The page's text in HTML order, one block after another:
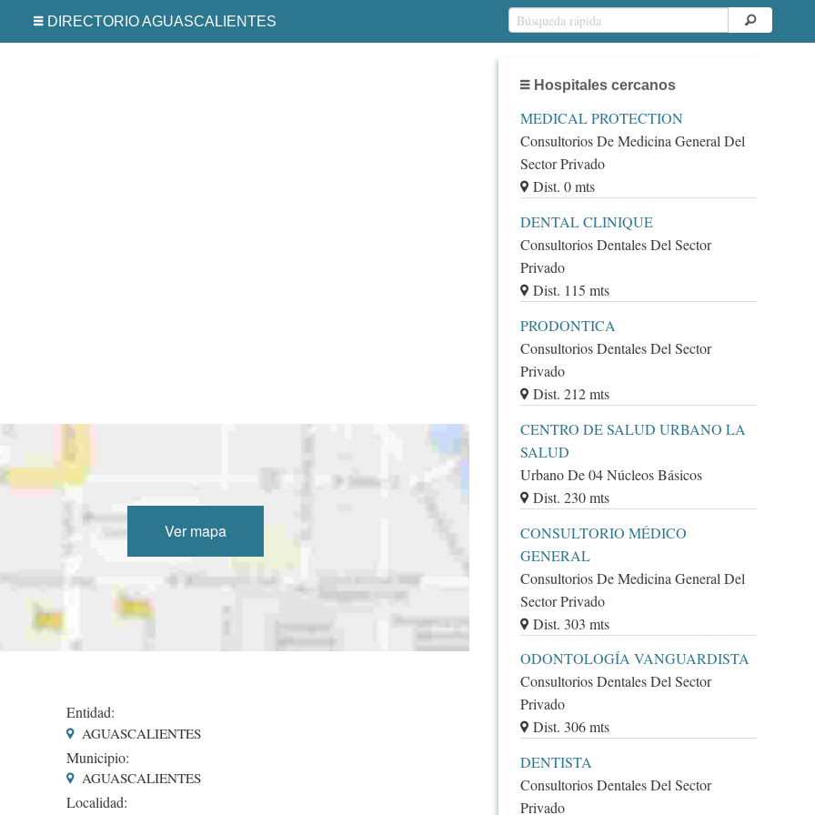
DIRECTORIO AGUASCALIENTES
Ver mapa
Entidad:
AGUASCALIENTES
Municipio:
AGUASCALIENTES
Localidad:
Hospitales cercanos
MEDICAL PROTECTION
Consultorios De Medicina General Del
Sector Privado
Dist. 0 mts
DENTAL CLINIQUE
Consultorios Dentales Del Sector
Privado
Dist. 115 mts
PRODONTICA
Consultorios Dentales Del Sector
Privado
Dist. 212 mts
CENTRO DE SALUD URBANO LA
SALUD
Urbano De 04 Núcleos Básicos
Dist. 230 mts
CONSULTORIO MÉDICO
GENERAL
Consultorios De Medicina General Del
Sector Privado
Dist. 303 mts
ODONTOLOGÍA VANGUARDISTA
Consultorios Dentales Del Sector
Privado
Dist. 306 mts
DENTISTA
Consultorios Dentales Del Sector
Privado